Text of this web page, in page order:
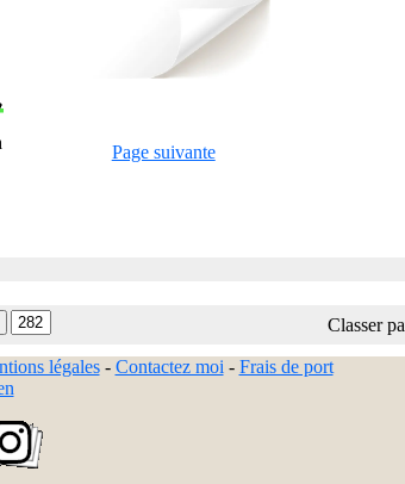
Page suivante
Classer
légales- Contactez moi - Frais de port